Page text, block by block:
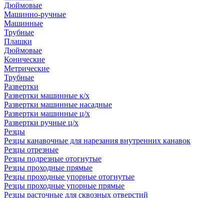
Дюймовые
Машинно-ручные
Машинные
Трубные
Плашки
Дюймовые
Конические
Метрические
Трубные
Развертки
Развертки машинные к/х
Развертки машинные насадные
Развертки машинные ц/х
Развертки ручные ц/х
Резцы
Резцы канавочные для нарезания внутренних канавок
Резцы отрезные
Резцы подрезные отогнутые
Резцы проходные прямые
Резцы проходные упорные отогнутые
Резцы проходные упорные прямые
Резцы расточные для сквозных отверстий